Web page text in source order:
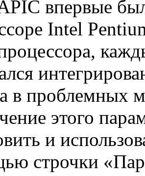
впервые
Intel
в проблемных
этого
и
строчки